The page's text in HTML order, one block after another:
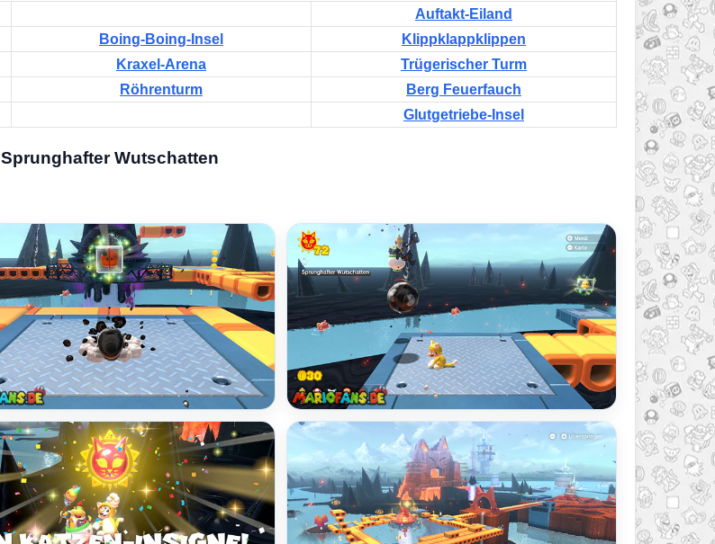
Auftakt-Eiland
Boing-Boing-Insel
Klippklappklippen
Kraxel-Arena
Trügerischer Turm
Röhrenturm
Berg Feuerfauch
Glutgetriebe-Insel
Sprunghafter Wutschatten